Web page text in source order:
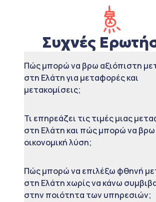
Συχνές
Πώς μπορώ να βρω αξιόπιστη
στη Ελάτη για μεταφορές και
μετακομίσεις;
Τι επηρεάζει τις τιμές μιας
στη Ελάτη και πώς μπορώ να βρω
οικονομική λύση;
Πώς μπορώ να επιλέξω φθηνή
στη Ελάτη χωρίς να κάνω
στην ποιότητα των υπηρεσιών;